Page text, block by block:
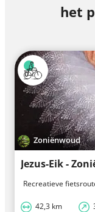
het
Zoniënwoud
Jezus-Eik -
Recreatieve
42,3 km